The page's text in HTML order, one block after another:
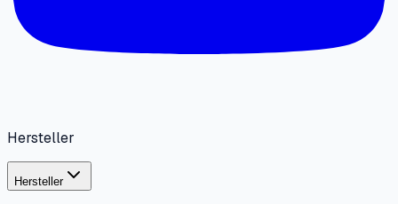
Hersteller
Hersteller